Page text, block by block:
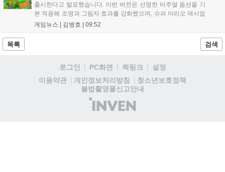
출시한다고 발표했습니다. 이번 버전은 선명한 비주얼 옵션을 기
본 적용해 조명과 그림자 효과를 강화했으며, 슈퍼 마리오 매시업
팩도 업데이트됩니다. 기존 월드 이관이 가능하며 디지털 업그레
됩니다. 일부 환경에서는 해당 그래픽 옵션이 제한될 수 있습니
게임뉴스 | 김병호 09:52
목록 검색
로그인 PC화면 퀵링크
설정
이용약관
개인정보처리방침
청소년보호정책
불법촬영물신고안내
(주)
인